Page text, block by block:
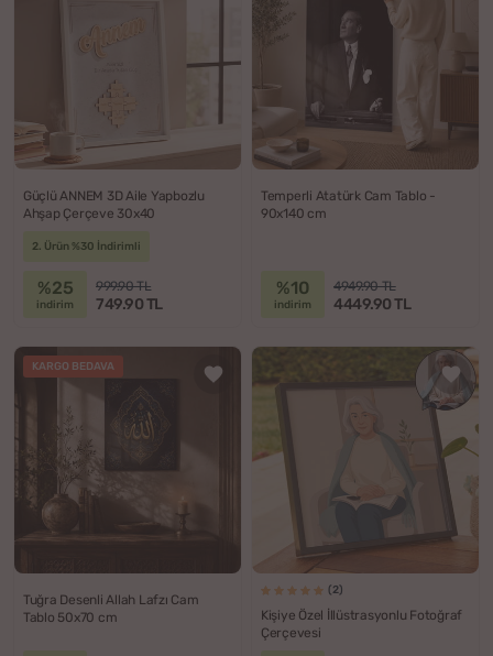
Güçlü ANNEM 3D Aile Yapbozlu
Ahşap Çerçeve 30x40
2. Ürün %30 İndirimli
%25
indirim
999.90 TL
749.90 TL
Temperli Atatürk Cam Tablo -
90x140 cm
%10
indirim
4949.90 TL
4449.90 TL
KARGO BEDAVA
Tuğra Desenli Allah Lafzı Cam
Tablo 50x70 cm
(2)
Kişiye Özel İllüstrasyonlu Fotoğraf
Çerçevesi